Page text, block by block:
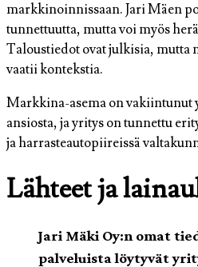
markkinoinnissaan. Jari Mäen
tunnettuutta, mutta voi myös
Taloustiedot ovat julkisia,
vaatii kontekstia.
Markkina-asema on vakiintunut
ansiosta, ja yritys on tunnettu
ja harrasteautopiireissä
Lähteet ja
Jari Mäki Oy:n omat
palveluista löytyvät